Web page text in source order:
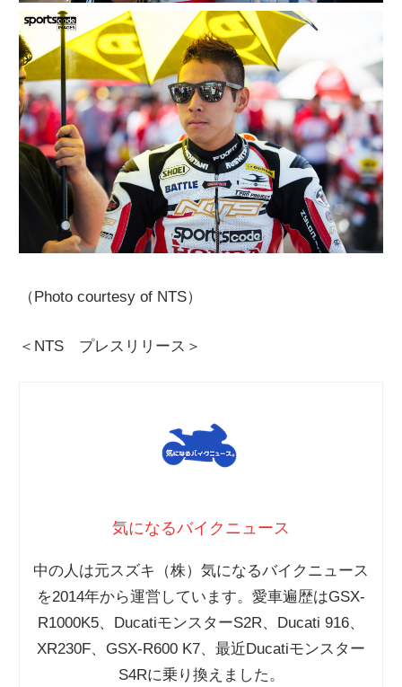
（Photo courtesy of NTS）
＜NTS プレスリリース＞
気になるバイクニュース
中の人は元スズキ（株）気になるバイクニュース
を2014年から運営しています。愛車遍歴はGSX-
R1000K5、DucatiモンスターS2R、Ducati 916、
XR230F、GSX-R600 K7、最近Ducatiモンスター
S4Rに乗り換えました。